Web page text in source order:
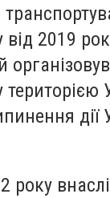
від 2019
дії
року